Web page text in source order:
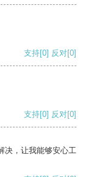
支持[0] 反对[0]
支持[0] 反对[0]
决，让我能够安心工